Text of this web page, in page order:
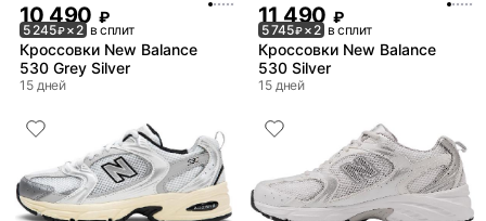
10 490 ₽
5 245₽× 2 в сплит
Кроссовки New Balance
530 Grey Silver
15 дней
11 490 ₽
5 745₽× 2 в сплит
Кроссовки New Balance
530 Silver
15 дней